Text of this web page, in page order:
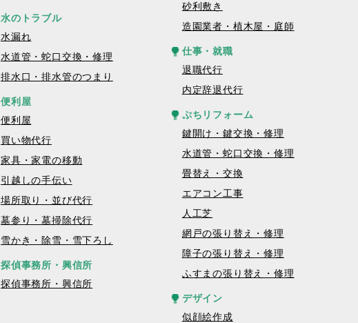
水のトラブル
水漏れ
水道管・蛇口交換・修理
排水口・排水管のつまり
便利屋
便利屋
買い物代行
家具・家電の移動
引越しの手伝い
場所取り・並び代行
墓参り・墓掃除代行
雪かき・除雪・雪下ろし
探偵事務所・興信所
探偵事務所・興信所
砂利敷き
造園業者・植木屋・庭師
仕事・就職
退職代行
内定辞退代行
ぷちリフォーム
鍵開け・鍵交換・修理
水道管・蛇口交換・修理
畳替え・交換
エアコン工事
人工芝
網戸の張り替え・修理
障子の張り替え・修理
ふすまの張り替え・修理
デザイン
似顔絵作成